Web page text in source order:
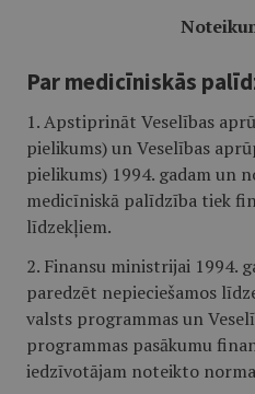
Par medicīniskās
1. Apstiprināt Veselības
pielikums) un Veselības
pielikums) 1994. gadam un
medicīniskā palīdzība tiek
līdzekļiem.
2. Finansu ministrijai 1994.
paredzēt nepieciešamos
valsts programmas un
programmas pasākumu
iedzīvotājam noteikto